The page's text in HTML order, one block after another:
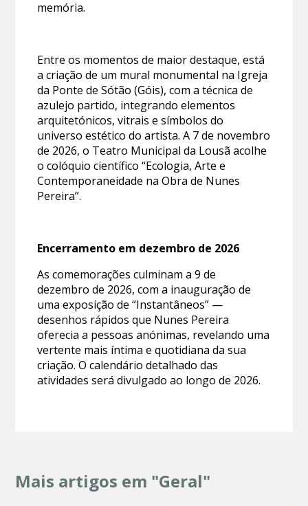
memória.
Entre os momentos de maior destaque, está
a criação de um mural monumental na Igreja
da Ponte de Sótão (Góis), com a técnica de
azulejo partido, integrando elementos
arquitetónicos, vitrais e símbolos do
universo estético do artista. A 7 de novembro
de 2026, o Teatro Municipal da Lousã acolhe
o colóquio científico “Ecologia, Arte e
Contemporaneidade na Obra de Nunes
Pereira”.
Encerramento em dezembro de 2026
As comemorações culminam a 9 de
dezembro de 2026, com a inauguração de
uma exposição de “Instantâneos” —
desenhos rápidos que Nunes Pereira
oferecia a pessoas anónimas, revelando uma
vertente mais íntima e quotidiana da sua
criação. O calendário detalhado das
atividades será divulgado ao longo de 2026.
Mais artigos em "Geral"